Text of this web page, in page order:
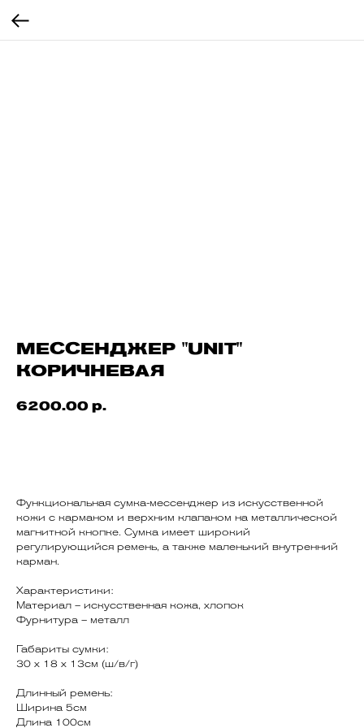
МЕССЕНДЖЕР "UNIT"
КОРИЧНЕВАЯ
6200.00 р.
Функциональная сумка-мессенджер из искусственной
кожи с карманом и верхним клапаном на металлической
магнитной кнопке. Сумка имеет широкий
регулирующийся ремень, а также маленький внутренний
карман.
Характеристики:
Материал – искусственная кожа, хлопок
Фурнитура – металл
Габариты сумки:
30 x 18 x 13см (ш/в/г)
Длинный ремень:
Ширина 5см
Длина 100см